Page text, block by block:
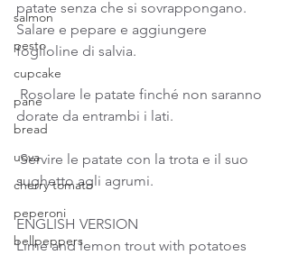
salmon
pesto
cupcake
pane
bread
uova
cherry tomato
peperoni
bellpeppers
patate senza che si sovrappongano.
Salare e pepare e aggiungere
foglioline di salvia.
dorate da entrambi i lati.
Servire le patate con la trota e il suo
sughetto agli agrumi.
ENGLISH VERSION
Lime and lemon trout with potatoes